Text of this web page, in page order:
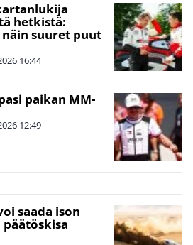
hetkistä:
suuret puut
16:44
paikan MM-
12:49
saada ison